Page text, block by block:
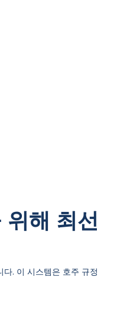
해 최선
. 이 시스템은 호주 규정